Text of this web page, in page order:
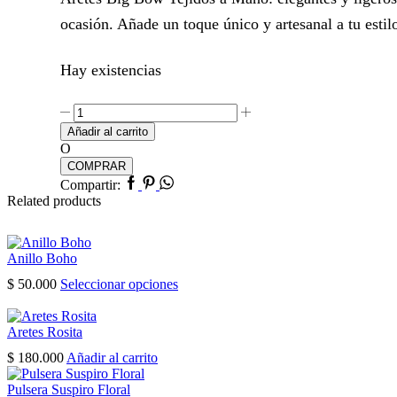
ocasión. Añade un toque único y artesanal a tu
Hay existencias
Aretes
Big
Bow
cantidad
Añadir al carrito
O
COMPRAR
Compartir: Facebook
Pinterest
Whatsapp
Related products
Anillo Boho
$ 50.000 Seleccionar opcionesEste
Aretes Rosita
$ 180.000 Añadir al carrito
Pulsera Suspiro Floral